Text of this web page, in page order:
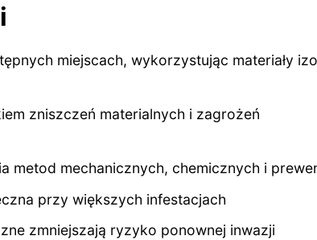
miejscach, wykorzystując materiały
zniszczeń materialnych i zagrożeń
metod mechanicznych, chemicznych i
przy większych infestacjach
zmniejszają ryzyko ponownej inwazji